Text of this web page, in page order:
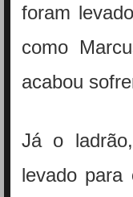
foram
como
acabou
Já o
levado para